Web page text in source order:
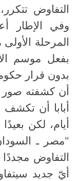
التفاوض
وفي الإطار
المرحلة
بفعل موسم
بدون قرار
أن كشفته صور
أبابا أن
أيام، لكن
"مصر ـ
التفاوض مجددًا
أيّ جديد